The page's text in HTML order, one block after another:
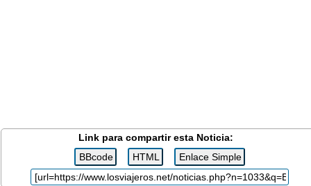
Link para compartir esta Noticia: